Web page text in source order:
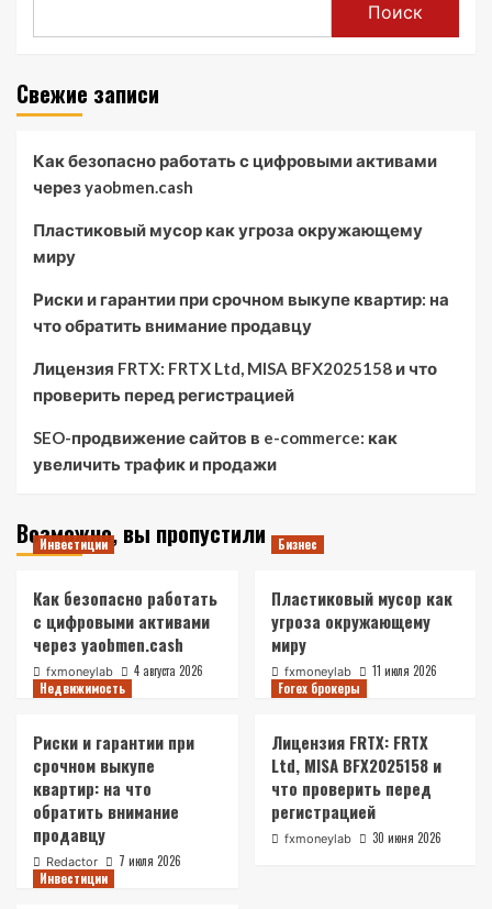
Поиск
Свежие записи
Как безопасно работать с цифровыми активами
через yaobmen.cash
Пластиковый мусор как угроза окружающему
миру
Риски и гарантии при срочном выкупе квартир: на
что обратить внимание продавцу
Лицензия FRTX: FRTX Ltd, MISA BFX2025158 и что
проверить перед регистрацией
SEO-продвижение сайтов в e-commerce: как
увеличить трафик и продажи
Возможно, вы пропустили
Инвестиции
Как безопасно работать
с цифровыми активами
через yaobmen.cash
fxmoneylab 4 августа 2026
Бизнес
Пластиковый мусор как
угроза окружающему
миру
fxmoneylab
11 июля 2026
Недвижимость
Риски и гарантии при
срочном выкупе
квартир: на что
обратить внимание
продавцу
Redactor 7 июля 2026
Forex брокеры
Лицензия FRTX: FRTX
Ltd, MISA BFX2025158 и
что проверить перед
регистрацией
fxmoneylab 30 июня 2026
Инвестиции